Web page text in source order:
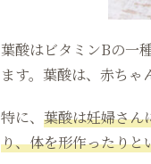
葉酸はビタミンBの一
ます。葉酸は、赤ちゃ
特に、 葉酸は妊婦さん
り、体を形作ったりと